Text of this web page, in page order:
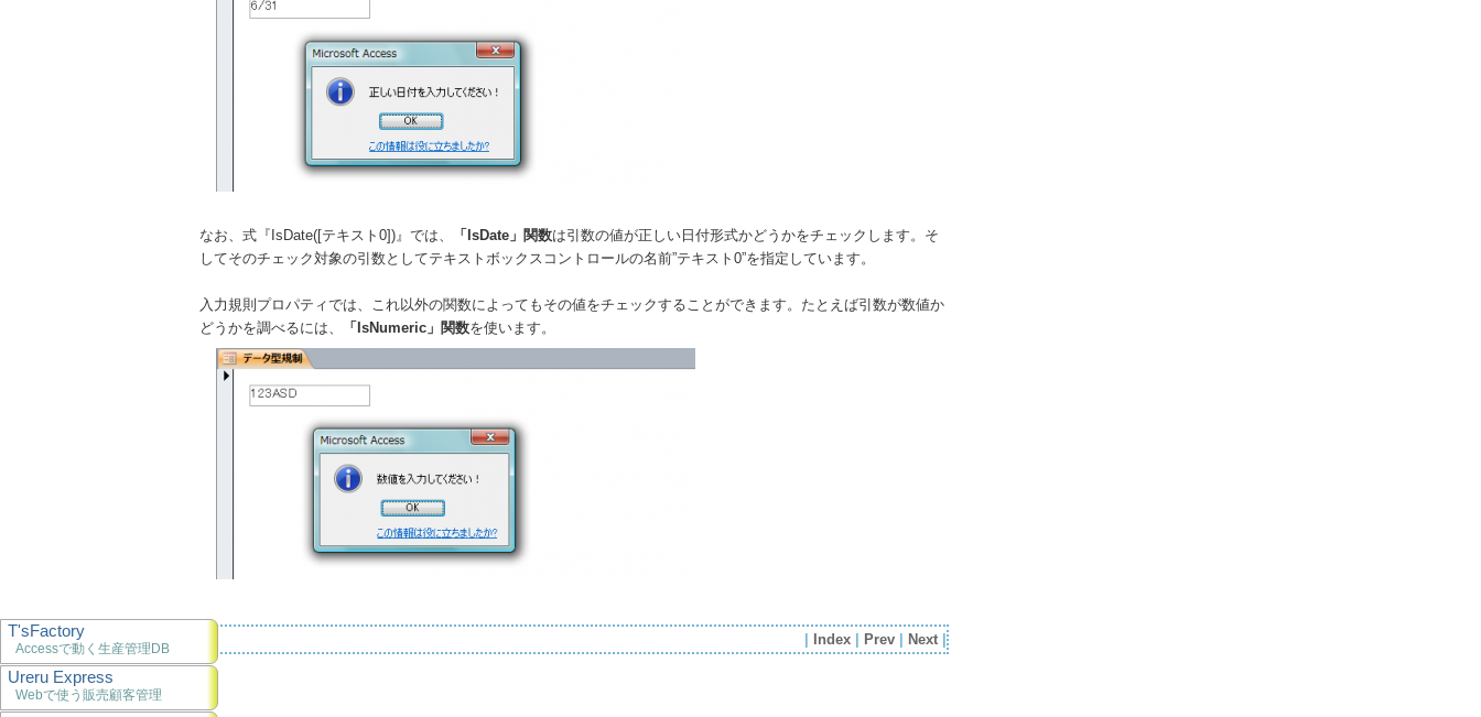
なお、式『IsDate([テキスト0])』では、 「IsDate」関数は引数の値が正しい日付形式かどうかをチェックします。そ
してそのチェック対象の引数としてテキストボックスコントロールの名前”テキスト0”を指定しています。
入力規則プロパティでは、これ以外の関数によってもその値をチェックすることができます。たとえば引数が数値か
どうかを調べるには、
「IsNumeric」関数を使います。
Index Prev Next |
T'sFactory
Accessで動く生産管理DB
Ureru Express
Webで使う販売顧客管理